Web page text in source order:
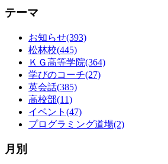
テーマ
お知らせ(393)
松林校(445)
ＫＧ高等学院(364)
学びのコーチ(27)
英会話(385)
高校部(11)
イベント(47)
プログラミング道場(2)
月別